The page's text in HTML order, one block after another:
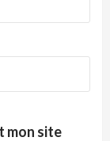
mon site